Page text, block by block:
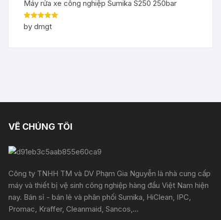
Máy rửa xe công nghiệp Sumika S250 250bar
Rated5out
of 5
by dmgt
VỀ CHÚNG TÔI
Công ty TNHH TM và DV Phạm Gia Nguyễn là nhà cung cấp
máy và thiết bị vệ sinh công nghiệp hàng đầu Việt Nam hiện
nay. Bán sỉ - bán lẻ và phân phối Sumika, HiClean, IPC,
Promac, Kraffer, Cleanmaid, Sancos,...